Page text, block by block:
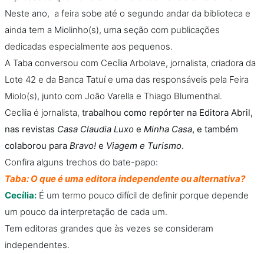
Neste ano, a feira sobe até o segundo andar da biblioteca e
ainda tem a Miolinho(s), uma seção com publicações
dedicadas especialmente aos pequenos.
A Taba conversou com Cecília Arbolave, jornalista, criadora da
Lote 42 e da Banca Tatuí e uma das responsáveis pela Feira
Miolo(s), junto com João Varella e Thiago Blumenthal.
Cecília é jornalista, trabalhou como repórter na Editora Abril,
nas revistas Casa Claudia Luxo e Minha Casa, e também
colaborou para Bravo! e Viagem e Turismo.
Confira alguns trechos do bate-papo:
Taba: O que é uma editora independente ou alternativa?
Cecília: É um termo pouco difícil de definir porque depende
um pouco da interpretação de cada um.
Tem editoras grandes que às vezes se consideram
independentes.